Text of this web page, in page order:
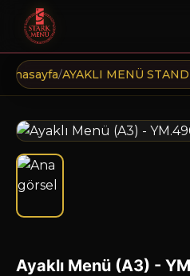
Anasayfa/AYAKLI MENÜ
Ayaklı Menü (A3) -